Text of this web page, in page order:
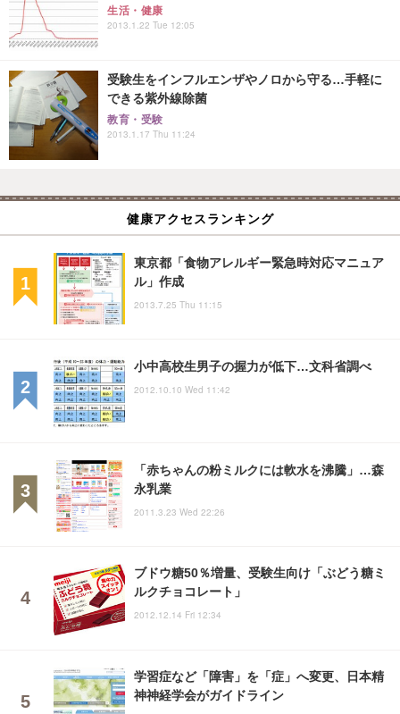
生活・健康
2013.1.22 Tue 12:05
受験生をインフルエンザやノロから守る…手軽に
できる紫外線除菌
教育・受験
2013.1.17 Thu 11:24
健康アクセスランキング
東京都「食物アレルギー緊急時対応マニュア
ル」作成
2013.7.25 Thu 11:15
小中高校生男子の握力が低下…文科省調べ
2012.10.10 Wed 11:42
「赤ちゃんの粉ミルクには軟水を沸騰」…森
永乳業
2011.3.23 Wed 22:26
ブドウ糖50％増量、受験生向け「ぶどう糖ミ
ルクチョコレート」
2012.12.14 Fri 12:34
学習症など「障害」を「症」へ変更、日本精
神神経学会がガイドライン